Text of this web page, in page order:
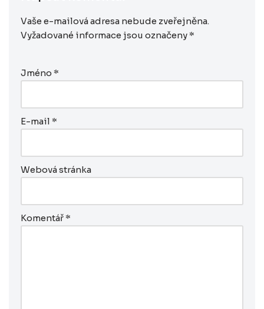
Vaše e-mailová adresa nebude zveřejněna.
Vyžadované informace jsou označeny *
Jméno *
E-mail *
Webová stránka
Komentář *